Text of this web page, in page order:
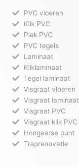
PVC vloeren
Klik PVC
Plak PVC
PVC tegels
Laminaat
Kliklaminaat
Tegel laminaat
Visgraat vloeren
Visgraat laminaat
Visgraat PVC
Visgraat klik PVC
Hongaarse punt
Traprenovatie